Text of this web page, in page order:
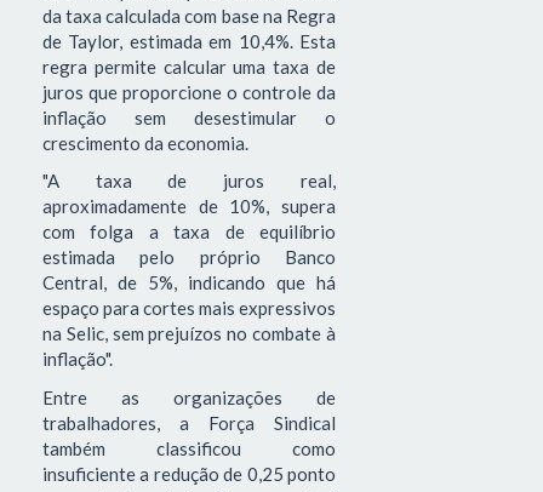
da taxa calculada com base na Regra
de Taylor, estimada em 10,4%. Esta
regra permite calcular uma taxa de
juros que proporcione o controle da
inflação sem desestimular o
crescimento da economia.
"A taxa de juros real,
aproximadamente de 10%, supera
com folga a taxa de equilíbrio
estimada pelo próprio Banco
Central, de 5%, indicando que há
espaço para cortes mais expressivos
na Selic, sem prejuízos no combate à
inflação".
Entre as organizações de
trabalhadores, a Força Sindical
também classificou como
insuficiente a redução de 0,25 ponto